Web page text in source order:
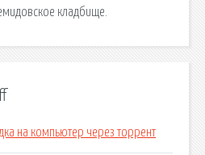
кладбище.
на компьютер через торрент